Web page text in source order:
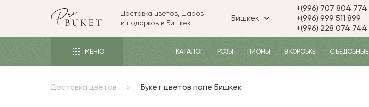
ЦВЕТЫ
РОЗЫ
ПИОНЫ
БУКЕТЫ
Доставка цветов, шаров
и подарков в Бишкек
Бишкек
+(996) 707 804 774
+(996) 999 511 899
+(996) 228 074 744
МЕНЮ КАТАЛОГ РОЗЫ ПИОНЫ В КОРОБКЕ СЪЕДОБНЫЕ
Доставка цветов Букет цветов папе Бишкек